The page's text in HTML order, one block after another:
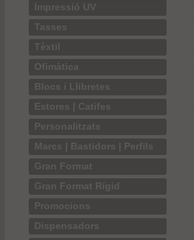
Impressió UV
Tasses
Tèxtil
Ofimàtica
Blocs i Llibretes
Estores | Catifes
Personalitzats
Marcs | Bastidors | Perfils
Gran Format
Gran Format Rígid
Promocions
Dispensadors